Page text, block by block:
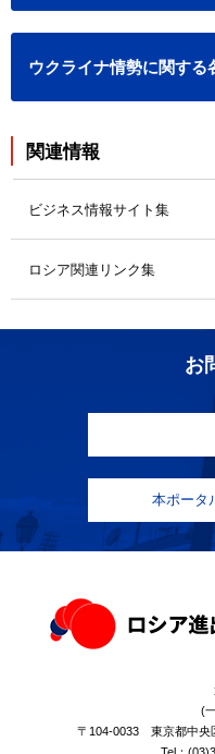
ウクライナ情勢に関する
関連情報
ビジネス情報サイト集
ロシア関連リンク集
お
本ポータ
(
〒104-0033 東京都中央